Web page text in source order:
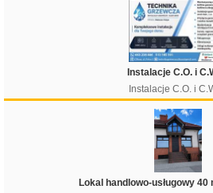
Filtruj
Instalacje C.O. i
Instalacje C.O. i
Lokal handlowo-usługowy 40